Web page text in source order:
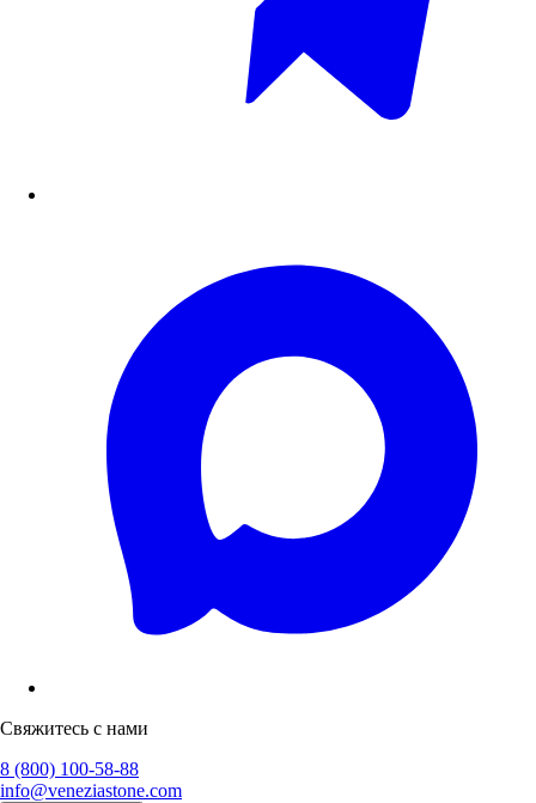
Свяжитесь с нами
8 (800) 100-58-88
info@veneziastone.com